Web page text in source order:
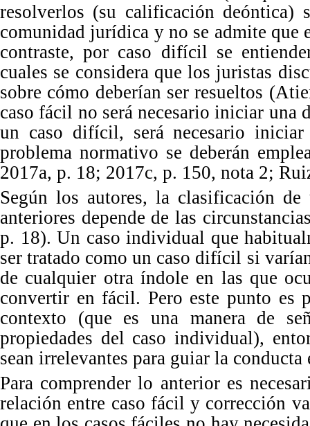
resolverlos (su calificación deóntica)
comunidad jurídica y no se admite que
contraste, por caso difícil se
cuales se considera que los juristas
sobre cómo deberían ser resueltos
caso fácil no será necesario iniciar una
un caso difícil, será necesario
problema normativo se deberán
2017a, p. 18; 2017c, p. 150, nota 2;
Según los autores, la clasificación
anteriores depende de las
p. 18).Un caso individual que
ser tratado como un caso difícil si
de cualquier otra índole en las que
convertir en fácil. Pero este punto es
contexto (que es una manera de
propiedades del caso individual),
sean irrelevantes para guiar la
Para comprender lo anterior es
relación entre caso fácil y corrección